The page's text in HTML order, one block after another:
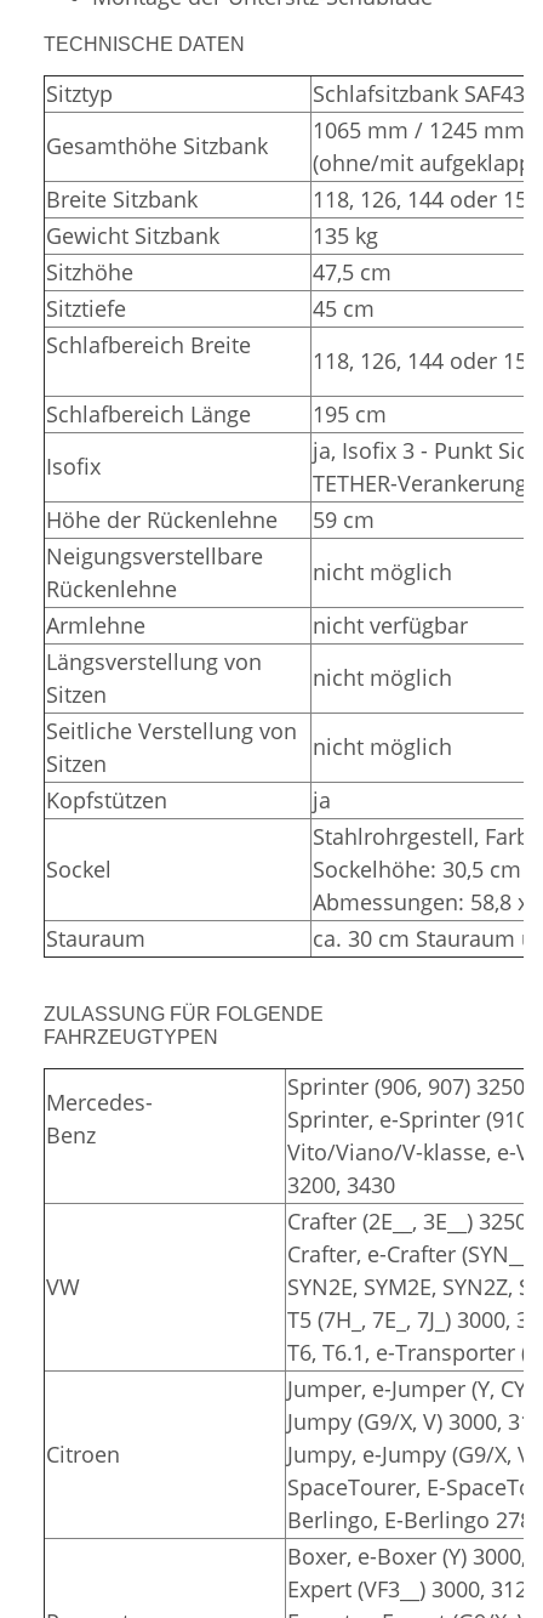
TECHNISCHE DATEN
Sitztyp
Schlafsitzbank SAF43
Gesamthöhe Sitzbank
1065 mm / 1245 mm
(ohne/mit
Breite Sitzbank
118, 126, 144 oder
Gewicht Sitzbank
135 kg
Sitzhöhe
47,5 cm
Sitztiefe
45 cm
Schlafbereich Breite
118, 126, 144 oder
Schlafbereich Länge
195 cm
Isofix
ja, Isofix 3 - Punkt
TETHER-
Höhe der Rückenlehne
59 cm
Neigungsverstellbare
Rückenlehne
nicht möglich
Armlehne
nicht verfügbar
Längsverstellung von
Sitzen
nicht möglich
Seitliche Verstellung von
Sitzen
nicht möglich
Kopfstützen
ja
Sockel
Stahlrohrgestell,
Sockelhöhe: 30,5 cm
Abmessungen: 58,8 x
Stauraum
ca. 30 cm Stauraum
ZULASSUNG FÜR FOLGENDE
FAHRZEUGTYPEN
Mercedes-
Benz
Sprinter (906, 907) 3250,
Sprinter, e-Sprinter (910)
Vito/Viano/V-klasse, e-
3200, 3430
VW
Crafter (2E__, 3E__)
Crafter, e-Crafter (SYN__,
SYN2E, SYM2E, SYN2Z,
T5 (7H_, 7E_, 7J_) 3000,
T6, T6.1, e-Transporter
Citroen
Jumper, e-Jumper (Y,
Jumpy (G9/X, V) 3000,
Jumpy, e-Jumpy (G9/X,
SpaceTourer, E-
Berlingo, E-Berlingo
Boxer, e-Boxer (Y) 3000,
Expert (VF3__) 3000, 3122